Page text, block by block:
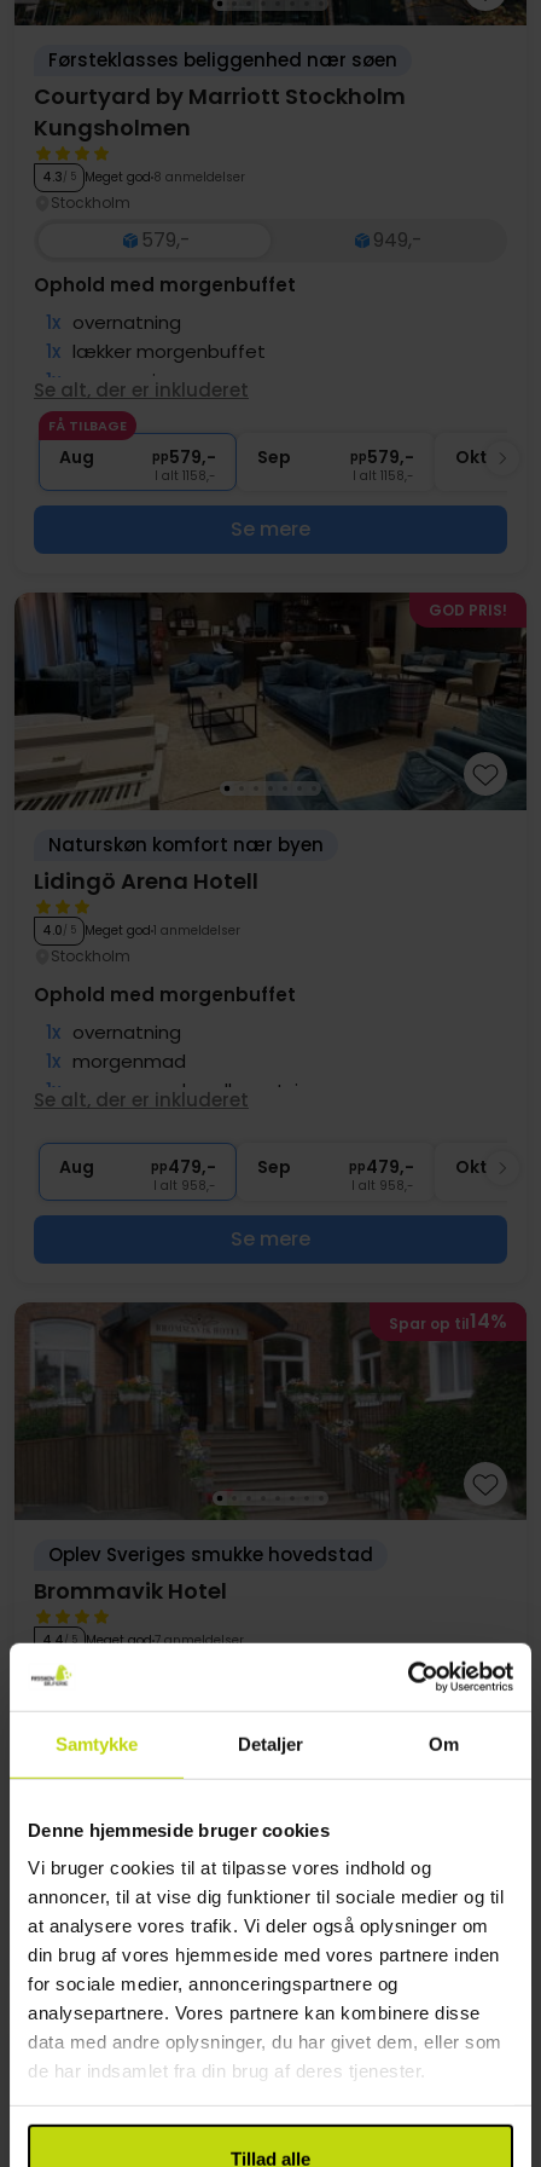
Samtykke Detaljer Om
Denne hjemmeside bruger cookies
Vi bruger cookies til at tilpasse vores indhold og
annoncer, til at vise dig funktioner til sociale medier og til
at analysere vores trafik. Vi deler også oplysninger om
din brug af vores hjemmeside med vores partnere inden
for sociale medier, annonceringspartnere og
analysepartnere. Vores partnere kan kombinere disse
data med andre oplysninger, du har givet dem, eller som
de har indsamlet fra din brug af deres tjenester.
Tillad alle
Førsteklasses beliggenhed nær søen
Courtyard by Marriott Stockholm
Kungsholmen
4.3/ 5 Meget god 8 anmeldelser
Stockholm
579,- 949,-
Ophold med morgenbuffet
1x overnatning
1x lækker morgenbuffet
1x cappuccino
1x 1 glas øl eller vin i baren
∞ Adgang til fitness
Se alt, der er inkluderet
FÅ TILBAGE
Aug pp579,-
I alt 1158,-
Sep pp579,-
I alt 1158,-
Okt
Se mere
GOD PRIS!
Naturskøn komfort nær byen
Lidingö Arena Hotell
4.0/ 5 Meget god 1 anmeldelser
Stockholm
Ophold med morgenbuffet
1x overnatning
1x morgenmad
1x mousserende velkomstvin
∞ Gratis internet
Se alt, der er inkluderet
Aug pp479,-
I alt 958,-
Sep pp479,-
I alt 958,-
Okt
Se mere
Spar op til14%
Oplev Sveriges smukke hovedstad
Brommavik Hotel
4.4/ 5 Meget god7 anmeldelser
Stockholm
2x overnatninger med morgenbuffet
1x kaffe/te og kage
2x Adgang til sauna
∞
God beliggenhed
FÅ TILBAGE
Aug pp759,-
I alt 1518,-
Sep pp759,-
I alt 1518,-
Se mere
Spar op til